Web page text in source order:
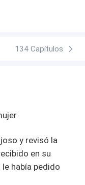
por Romilda.
una condición
Pero cuando
encanto de Rose
se ha enamorado
su confianza?
nunca
134 Capítulos
y revisó la
en su
había pedido